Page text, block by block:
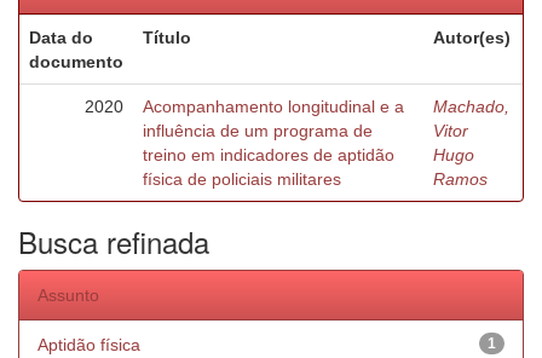
Data do
documento
Título Autor(es)
2020
Acompanhamento longitudinal e a
influência de um programa de
treino em indicadores de aptidão
física de policiais militares
Machado,
Vitor
Hugo
Ramos
Busca refinada
Assunto
1
Aptidão física